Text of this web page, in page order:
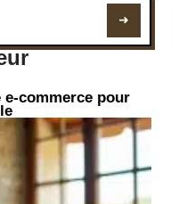
commerce pour